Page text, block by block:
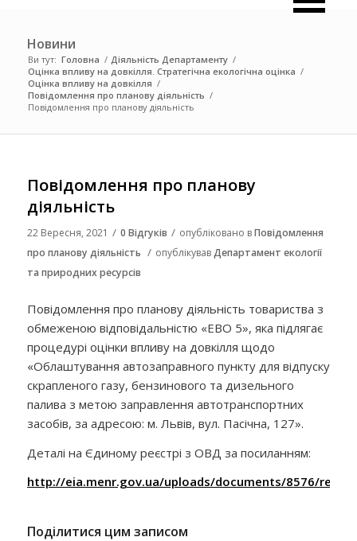
Новини
Ви тут: Головна / Діяльність Департаменту /
Оцінка впливу на довкілля. Стратегічна екологічна оцінка /
Оцінка впливу на довкілля /
Повідомлення про планову діяльність /
Повідомлення про планову діяльність
Повідомлення про планову
діяльність
22 Вересня, 2021 / 0 Відгуків / опубліковано вПовідомлення
про планову діяльність / опублікувавДепартамент екології
та природних ресурсів
Повідомлення про планову діяльність товариства з
обмеженою відповідальністю «ЕВО 5», яка підлягає
процедурі оцінки впливу на довкілля щодо
«Облаштування автозаправного пункту для відпуску
скрапленого газу, бензинового та дизельного
палива з метою заправлення автотранспортних
засобів, за адресою: м. Львів, вул. Пасічна, 127».
Деталі на Єдиному реєстрі з ОВД за посиланням:
http://eia.menr.gov.ua/uploads/documents/8576/
Поділитися цим записом